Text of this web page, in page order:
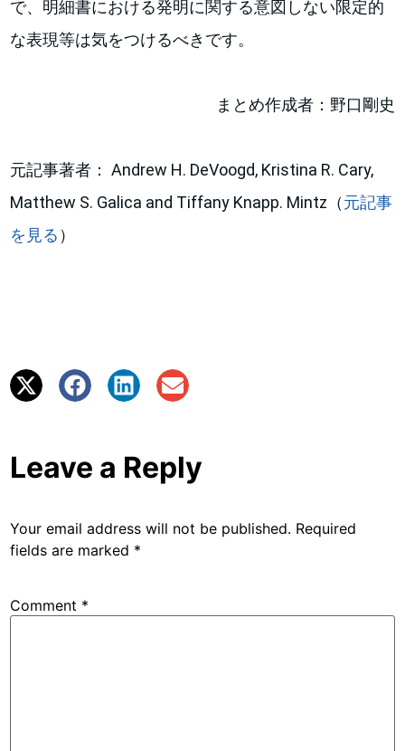
で、明細書における発明に関する意図しない限定的
な表現等は気をつけるべきです。
まとめ作成者：野口剛史
元記事著者： Andrew H. DeVoogd, Kristina R. Cary,
Matthew S. Galica and Tiffany Knapp. Mintz（元記事
を見る ）
Leave a Reply
Your email address will not be published. Required
fields are marked *
Comment *